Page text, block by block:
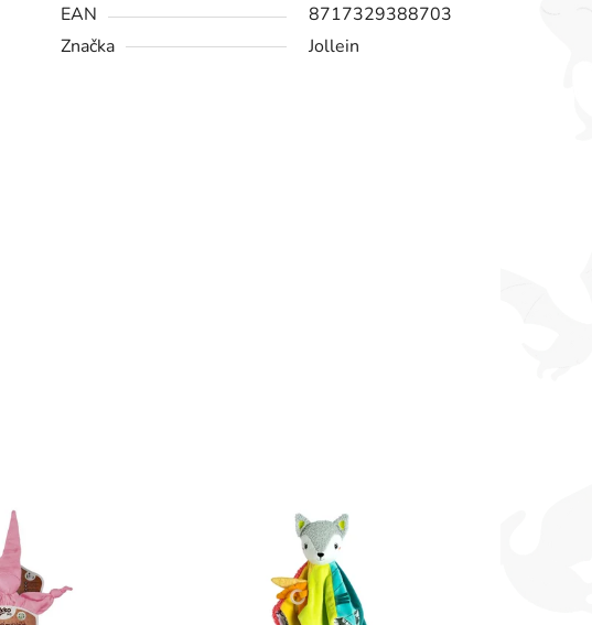
EAN
8717329388703
Značka
Jollein